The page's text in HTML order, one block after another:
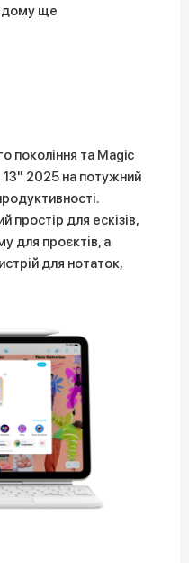
дому ще
покоління та Magic
2025 на потужний
для ескізів,
для проєктів, а
для нотаток,